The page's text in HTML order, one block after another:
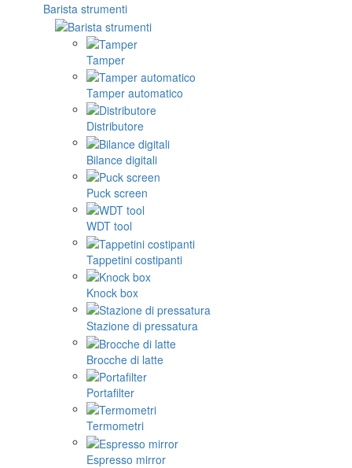
Barista strumenti
Tamper
Tamper automatico
Distributore
Bilance digitali
Puck screen
WDT tool
Tappetini costipanti
Knock box
Stazione di pressatura
Brocche di latte
Portafilter
Termometri
Espresso mirror